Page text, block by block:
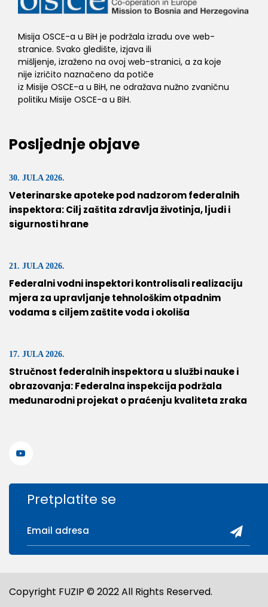
Misija OSCE-a u BiH je podržala izradu ove web-
stranice. Svako gledište, izjava ili
mišljenje, izraženo na ovoj web-stranici, a za koje
nije izričito naznačeno da potiče
iz Misije OSCE-a u BiH, ne odražava nužno zvaničnu
politiku Misije OSCE-a u BiH.
Posljednje objave
30. JULA 2026.
Veterinarske apoteke pod nadzorom federalnih
inspektora: Cilj zaštita zdravlja životinja, ljudi i
sigurnosti hrane
21. JULA 2026.
Federalni vodni inspektori kontrolisali realizaciju
mjera za upravljanje tehnološkim otpadnim
vodama s ciljem zaštite voda i okoliša
17. JULA 2026.
Stručnost federalnih inspektora u službi nauke i
obrazovanja: Federalna inspekcija podržala
međunarodni projekat o praćenju kvaliteta zraka
Pretplatite se
Copyright FUZIP © 2022 All Rights Reserved.